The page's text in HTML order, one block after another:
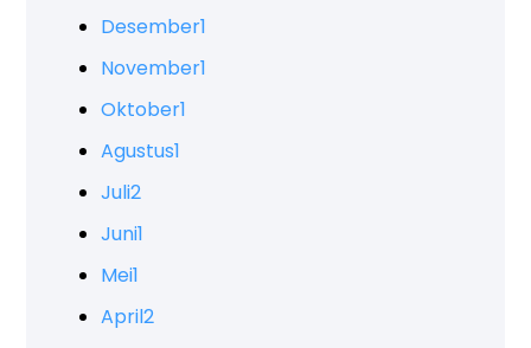
Desember1
November1
Oktober1
Agustus1
Juli2
Juni1
Mei1
April2